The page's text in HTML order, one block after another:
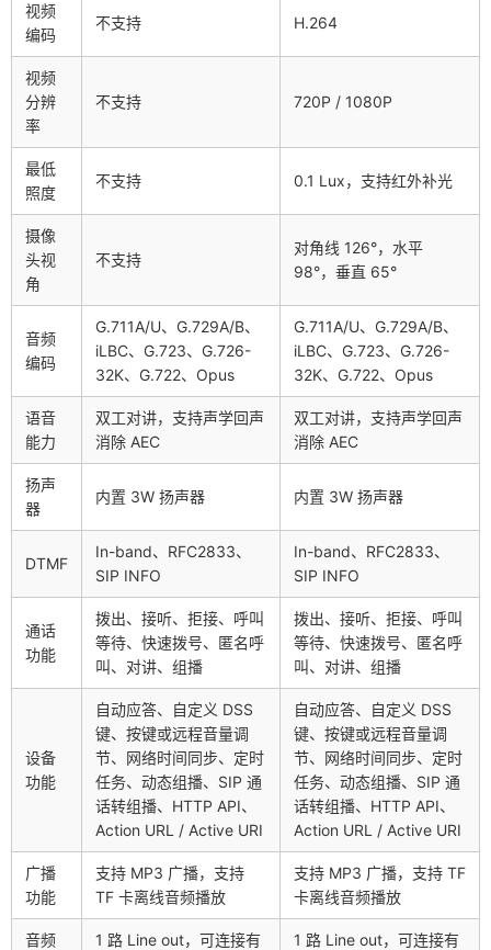
视频
编码
不支持 H.264
视频
分辨
率
不支持 720P / 1080P
最低
照度
不支持 0.1 Lux，支持红外补光
摄像
头视
角
不支持
对角线 126°，水平
98°，垂直 65°
音频
编码
G.711A/U、G.729A/B、
iLBC、G.723、G.726-
32K、G.722、Opus
G.711A/U、G.729A/B、
iLBC、G.723、G.726-
32K、G.722、Opus
语音
能力
双工对讲，支持声学回声
消除 AEC
双工对讲，支持声学回声
消除 AEC
扬声
器
内置 3W 扬声器 内置 3W 扬声器
DTMF
In-band、RFC2833、
SIP INFO
In-band、RFC2833、
SIP INFO
通话
功能
拨出、接听、拒接、呼叫
等待、快速拨号、匿名呼
叫、对讲、组播
拨出、接听、拒接、呼叫
等待、快速拨号、匿名呼
叫、对讲、组播
设备
功能
自动应答、自定义 DSS
键、按键或远程音量调
节、网络时间同步、定时
任务、动态组播、SIP 通
话转组播、HTTP API、
Action URL / Active URI
自动应答、自定义 DSS
键、按键或远程音量调
节、网络时间同步、定时
任务、动态组播、SIP 通
话转组播、HTTP API、
Action URL / Active URI
广播
功能
支持 MP3 广播，支持
TF 卡离线音频播放
支持 MP3 广播，支持 TF
卡离线音频播放
音频 1 路 Line out，可连接有 1 路 Line out，可连接有